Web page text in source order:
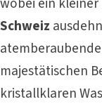
Schweiz
majestätischen
kristallklaren